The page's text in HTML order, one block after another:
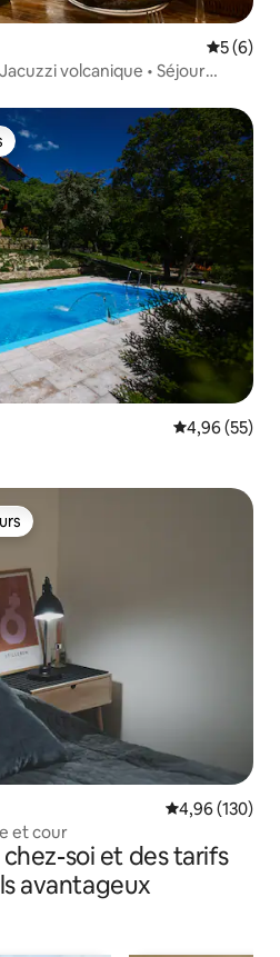
5 (6)
volcanique • Séjour
Évaluation
4,96 (55)
les plus appréciés
Évaluation
4,96 (130)
et cour
soi et des tarifs
avantageux